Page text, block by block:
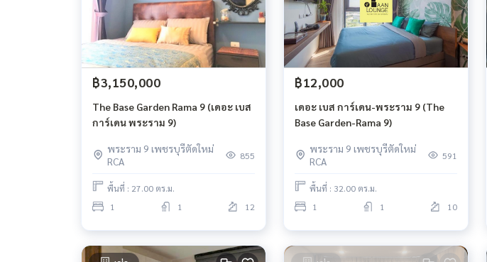
฿3,150,000
The Base Garden Rama 9 (เดอะ เบส
การ์เดน พระราม 9)
พระราม 9 เพชรบุรีตัดใหม่
RCA
855
พื้นที่ : 27.00 ตร.ม.
1
1 12
฿12,000
เดอะ เบส การ์เดน-พระราม 9 (The
Base Garden-Rama 9)
พระราม 9 เพชรบุรีตัดใหม่
RCA
591
พื้นที่ : 32.00 ตร.ม.
1
1 10